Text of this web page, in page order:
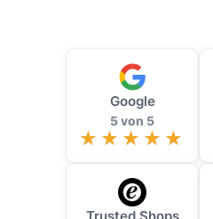
Google
5 von 5